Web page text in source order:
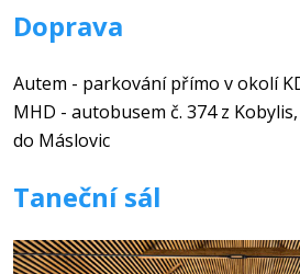
Doprava
Autem - parkování přímo v okolí
MHD - autobusem č. 374 z
do Máslovic
Taneční sál